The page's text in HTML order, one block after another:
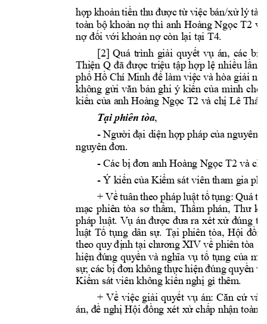
hợp khoản tiền thu được từ việc bán/xử lý tài
toàn bộ khoản nợ thì anh Hoàng Ngọc T2
nợ đối với khoản nợ còn lại tại T4.
[2] Quá trình giải quyết vụ án, các bị
Thiện Q đã được triệu tập hợp lệ nhiều lần
phố Hồ Chí Minh để làm việc và hòa giải n
không gửi văn bản ghi ý kiến của mình cho
kiến của anh Hoàng Ngọc T2 và chị Lê Thái
Tại phiên tòa,
- Người đại diện hợp pháp của nguyên
nguyên đơn.
- Các bị đơn anh Hoàng Ngọc T2 và
- Ý kiến của Kiểm sát viên tham gia
+ Vềtuân theo pháp luật tốtụng: Quá
mạc phiên tòa sơ thẩm, Thẩm phán, Thư
pháp luật. Vụ án được đưa ra xét xử đúng
luật Tố tụng dân sự. Tại phiên tòa, Hội đồ
theo quy định tại chương XIV về phiên tòa s
hiện đúng quyền và nghĩa vụ tố tụng của
sự; các bị đơn không thực hiện đúng quyền
Kiểm sát viên không kiến nghị gì thêm.
+ Về việc giải quyết vụ án: Căn cứ
án, đề nghị Hội đồng xét xử chấp nhận toàn b